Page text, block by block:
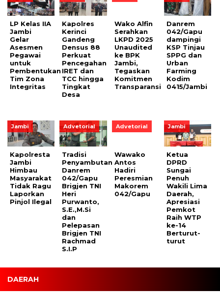
LP Kelas IIA
Jambi
Gelar
Asesmen
Pegawai
untuk
Pembentukan
Tim Zona
Integritas
Kapolres
Kerinci
Gandeng
Densus 88
Perkuat
Pencegahan
IRET dan
TCC hingga
Tingkat
Desa
Wako Alfin
Serahkan
LKPD 2025
Unaudited
ke BPK
Jambi,
Tegaskan
Komitmen
Transparansi
Danrem
042/Gapu
dampingi
KSP Tinjau
SPPG dan
Urban
Farming
Kodim
0415/Jambi
Jambi
Kapolresta
Jambi
Himbau
Masyarakat
Tidak Ragu
Laporkan
Pinjol Ilegal
Advetorial
Tradisi
Penyambutan
Danrem
042/Gapu
Brigjen TNI
Heri
Purwanto,
S.E.,M.Si
dan
Pelepasan
Brigjen TNI
Rachmad
S.I.P
Advetorial
Wawako
Antos
Hadiri
Peresmian
Makorem
042/Gapu
Jambi
Ketua
DPRD
Sungai
Penuh
Wakili Lima
Daerah,
Apresiasi
Pemkot
Raih WTP
ke-14
Berturut-
turut
DAERAH